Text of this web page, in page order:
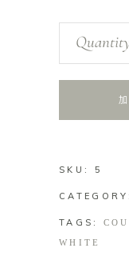
SKU: 5
TAGS:
WHITE